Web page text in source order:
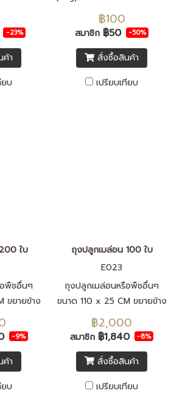
กิโลกรัม
-23%
ค้า
ยบ
เมล่อนคิโมจิ สร้างความรู้สึกพรี
เมี่ยมให้กับผลเมล่อน ผลิตจาก
สีสันสวยงาม จำนวนชุดละ 100
฿100
สมาชิก ฿50 -50%
สั่งซื้อสินค้า
เปรียบเทียบ
ใบ
พืชอื่นๆ
ขยายข้าง
6 ต้น
-9%
ค้า
ยบ
ถุงปลูกเมล่อน 100 ใบ
E023
ถุงปลูกเมล่อนหรือพืชอื่นๆ
ขนาด 110 x 25 CM ขยายข้าง
18 CM ปลูกได้ 5-6 ต้น
฿2,000
สมาชิก ฿1,840 -8%
สั่งซื้อสินค้า
เปรียบเทียบ